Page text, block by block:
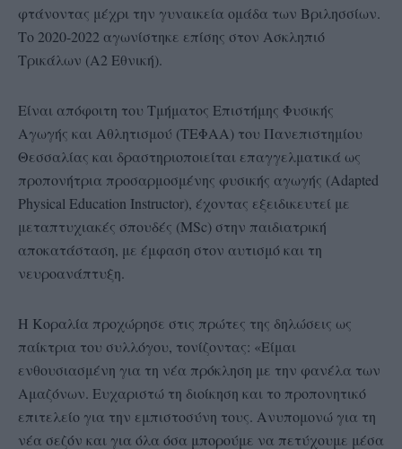
φτάνοντας μέχρι την γυναικεία ομάδα των Βριλησσίων.
Το 2020-2022 αγωνίστηκε επίσης στον Ασκληπιό
Τρικάλων (Α2 Εθνική).
Είναι απόφοιτη του Τμήματος Επιστήμης Φυσικής
Αγωγής και Αθλητισμού (ΤΕΦΑΑ) του Πανεπιστημίου
Θεσσαλίας και δραστηριοποιείται επαγγελματικά ως
προπονήτρια προσαρμοσμένης φυσικής αγωγής (Adapted
Physical Education Instructor), έχοντας εξειδικευτεί με
μεταπτυχιακές σπουδές (MSc) στην παιδιατρική
αποκατάσταση, με έμφαση στον αυτισμό και τη
νευροανάπτυξη.
Η Κοραλία προχώρησε στις πρώτες της δηλώσεις ως
παίκτρια του συλλόγου, τονίζοντας: «Είμαι
ενθουσιασμένη για τη νέα πρόκληση με την φανέλα των
Αμαζόνων. Ευχαριστώ τη διοίκηση και το προπονητικό
επιτελείο για την εμπιστοσύνη τους. Ανυπομονώ για τη
νέα σεζόν και για όλα όσα μπορούμε να πετύχουμε μέσα